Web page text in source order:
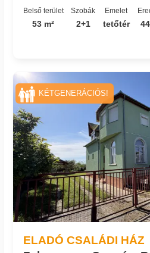
Belső terület
53 m²
Szobák
2+1
Emelet
tetőtér
ELADÓ CSALÁDI HÁZ
KÉTGENERÁCIÓS!